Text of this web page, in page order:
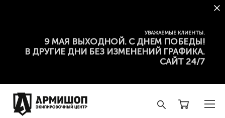
УВАЖАЕМЫЕ КЛИЕНТЫ.
9 МАЯ ВЫХОДНОЙ. С ДНЕМ ПОБЕДЫ!
В ДРУГИЕ ДНИ БЕЗ ИЗМЕНЕНИЙ ГРАФИКА.
САЙТ 24/7